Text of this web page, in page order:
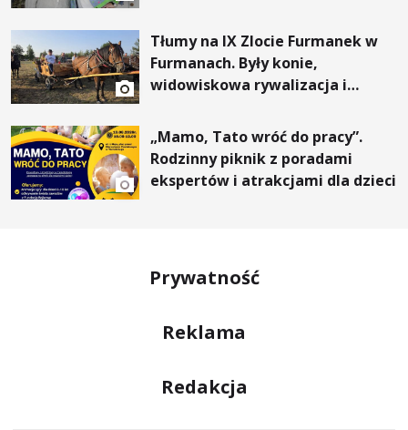
Tłumy na IX Zlocie Furmanek w
Furmanach. Były konie,
widowiskowa rywalizacja i
„Mamo, Tato wróć do pracy”.
Rodzinny piknik z poradami
ekspertów i atrakcjami dla dzieci
Prywatność
Reklama
Redakcja